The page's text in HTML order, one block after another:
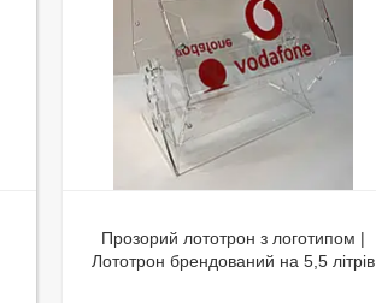
Прозорий лототрон з логотипом |
Лототрон брендований на 5,5 літрів